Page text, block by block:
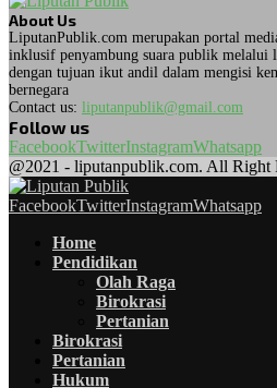
About Us
LiputanPublik.com merupakan portal
inklusif penyambung suara publik melalui
dengan tujuan ikut andil dalam mengisi
bernegara
Contact us: liputanpublik@gmail.com
Follow us
FacebookTwitterInstagramWhatsapp
@2021 - liputanpublik.com. All Right
FacebookTwitterInstagramWhatsapp
Home
Pendidikan
Olah Raga
Birokrasi
Pertanian
Birokrasi
Pertanian
Hukum